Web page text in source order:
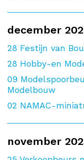
december
28 Festijn van
28 Hobby-en
09
Modelbouw
02 NAMAC-
november